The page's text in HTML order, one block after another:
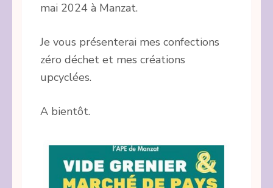
mai 2024 à Manzat.
Je vous présenterai mes confections
zéro déchet et mes créations
upcyclées.
A bientôt.